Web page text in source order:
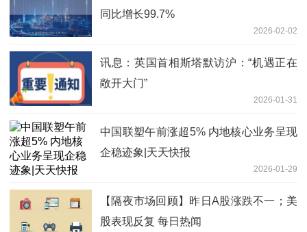
同比增长99.7%
2026-02-02
讯息：英国首相斯塔默访沪：“机遇正在
敞开大门”
2026-01-31
中国联塑午前涨超5% 内地核心业务呈现
企稳迹象|天天快报
2026-01-29
【隔夜市场回顾】昨日A股涨跌不一；美
股表现反复 每日热闻